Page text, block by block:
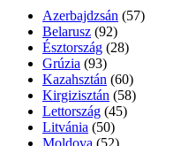
Azerbajdzsán (57)
Belarusz (92)
Észtország (28)
Grúzia (93)
Kazahsztán (60)
Kirgizisztán (58)
Lettország (45)
Litvánia (50)
Moldova (52)